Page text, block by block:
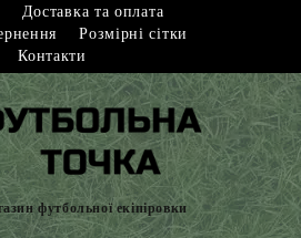
Доставка та оплата
Розмірні сітки
Контакти
футбольної екіпіровки